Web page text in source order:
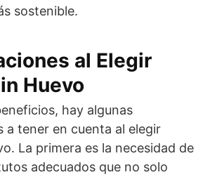
sostenible.
al Elegir
Huevo
hay algunas
a tener en cuenta al elegir
La primera es la necesidad de
adecuados que no solo